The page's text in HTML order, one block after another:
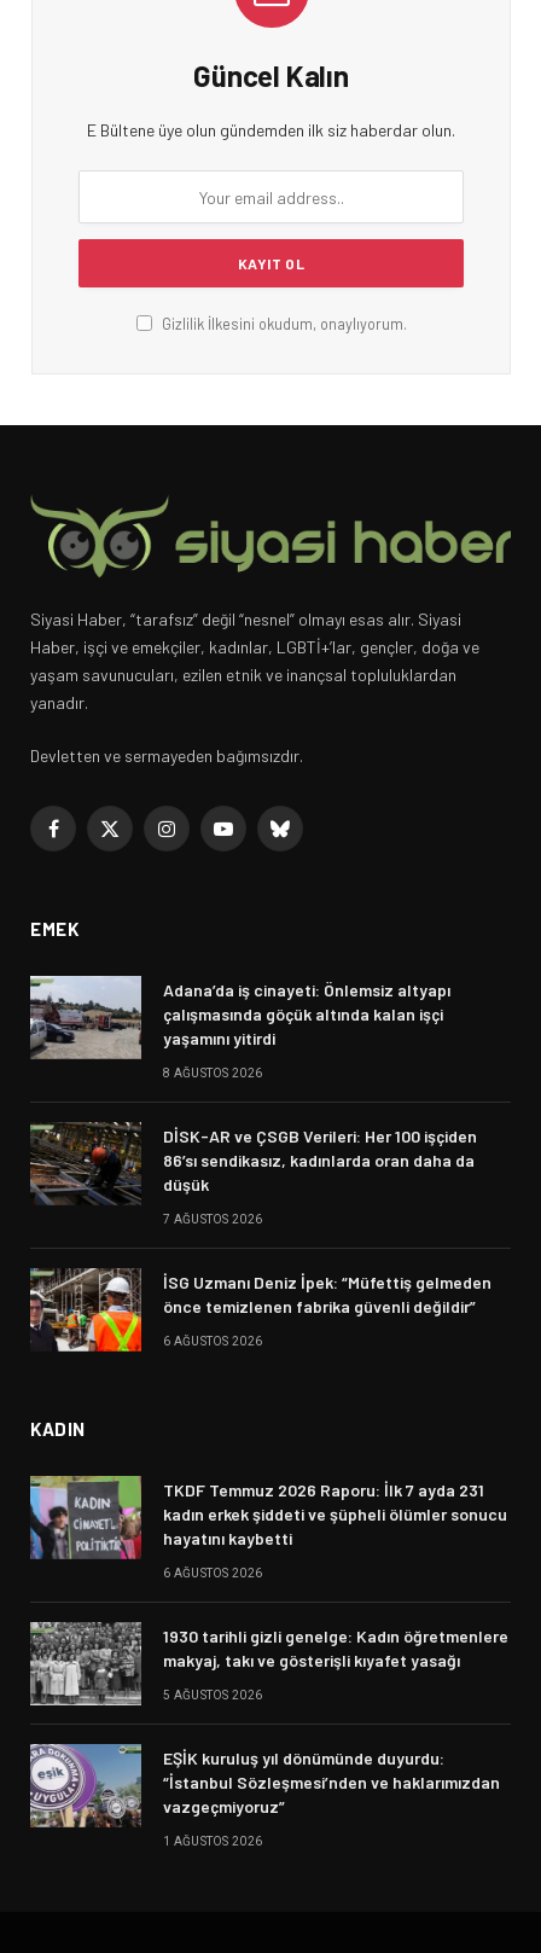
Güncel Kalın
E Bültene üye olun gündemden ilk siz haberdar olun.
Gizlilik İlkesini okudum, onaylıyorum.
Siyasi Haber, “tarafsız” değil “nesnel” olmayı esas alır. Siyasi
Haber, işçi ve emekçiler, kadınlar, LGBTİ+’lar, gençler, doğa ve
yaşam savunucuları, ezilen etnik ve inançsal topluluklardan
yanadır.
Devletten ve sermayeden bağımsızdır.
Facebook
X
InstagramYouTubeBluesky
EMEK
Adana’da iş cinayeti: Önlemsiz altyapı
çalışmasında göçük altında kalan işçi
yaşamını yitirdi
8 AĞUSTOS 2026
DİSK-AR ve ÇSGB Verileri: Her 100 işçiden
86’sı sendikasız, kadınlarda oran daha da
düşük
7 AĞUSTOS 2026
İSG Uzmanı Deniz İpek: “Müfettiş gelmeden
önce temizlenen fabrika güvenli değildir”
6 AĞUSTOS 2026
KADIN
TKDF Temmuz 2026 Raporu: İlk 7 ayda 231
kadın erkek şiddeti ve şüpheli ölümler sonucu
hayatını kaybetti
6 AĞUSTOS 2026
1930 tarihli gizli genelge: Kadın öğretmenlere
makyaj, takı ve gösterişli kıyafet yasağı
5 AĞUSTOS 2026
EŞİK kuruluş yıl dönümünde duyurdu:
“İstanbul Sözleşmesi’nden ve haklarımızdan
vazgeçmiyoruz”
1 AĞUSTOS 2026